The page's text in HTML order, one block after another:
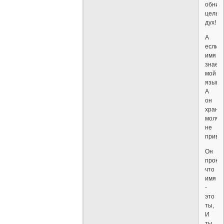
дух!
А
если
имя
знает
мой
язык,-
А
он
не
Он
что
имя
-
это
ты,
И